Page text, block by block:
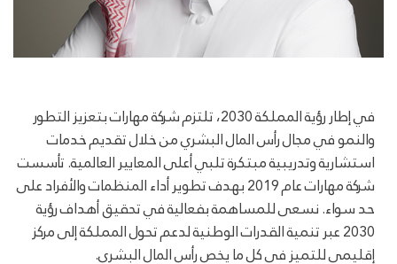
في إطار رؤية المملكة 2030، تلتزم شركة مهارات بتعزيز التطور
والنمو في مجال رأس المال البشري من خلال تقديم خدمات
استشارية وتدريبية مبتكرة تلبي أعلى المعايير العالمية. تأسست
شركة مهارات عام 2019 بهدف تطوير أداء المنظمات والأفراد على
حد سواء. نسعى للمساهمة بفعالية في تحقيق أهداف رؤية
2030 عبر تنمية القدرات الوطنية لدعم تحول المملكة إلى مركز
إقليمي للتميز في كل ما يخص رأس المال البشري.